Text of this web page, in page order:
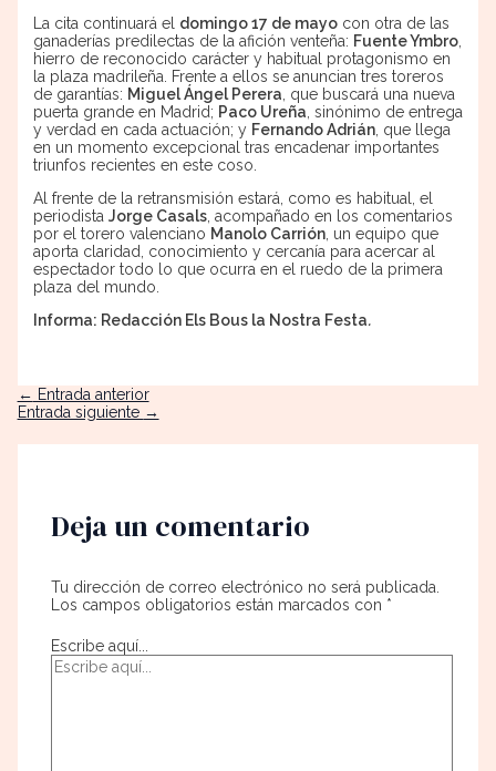
La cita continuará el domingo 17 de mayocon otra de las
ganaderías predilectas de la afición venteña: Fuente Ymbro,
hierro de reconocido carácter y habitual protagonismo en
la plaza madrileña. Frente a ellos se anuncian tres toreros
de garantías: Miguel Ángel Perera , que buscará una nueva
puerta grande en Madrid; Paco Ureña , sinónimo de entrega
y verdad en cada actuación; y Fernando Adrián, que llega
en un momento excepcional tras encadenar importantes
triunfos recientes en este coso.
Al frente de la retransmisión estará, como es habitual, el
periodista Jorge Casals, acompañado en los comentarios
por el torero valenciano Manolo Carrión, un equipo que
aporta claridad, conocimiento y cercanía para acercar al
espectador todo lo que ocurra en el ruedo de la primera
plaza del mundo.
Informa: Redacción Els Bous la Nostra Festa.
← Entrada anterior
Entrada siguiente →
Deja un comentario
Tu dirección de correo electrónico no será publicada.
Los campos obligatorios están marcados con *
Escribe aquí...